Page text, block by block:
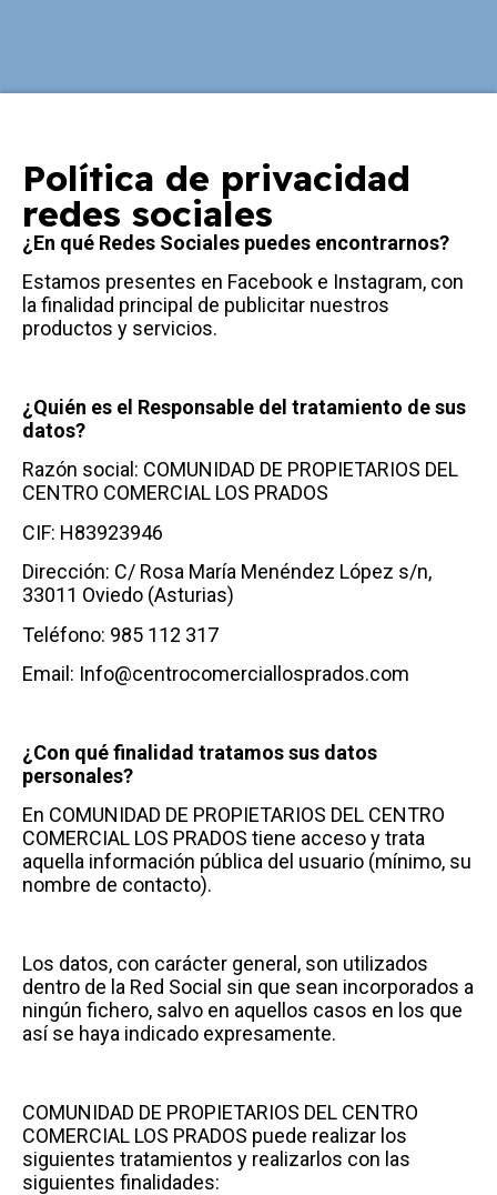
Política de privacidad
redes sociales
¿En qué Redes Sociales puedes encontrarnos?
Estamos presentes en Facebook e Instagram, con
la finalidad principal de publicitar nuestros
productos y servicios.
¿Quién es el Responsable del tratamiento de sus
datos?
Razón social: COMUNIDAD DE PROPIETARIOS DEL
CENTRO COMERCIAL LOS PRADOS
CIF: H83923946
Dirección: C/ Rosa María Menéndez López s/n,
33011 Oviedo (Asturias)
Teléfono: 985 112 317
Email: Info@centrocomerciallosprados.com
¿Con qué finalidad tratamos sus datos
personales?
En COMUNIDAD DE PROPIETARIOS DEL CENTRO
COMERCIAL LOS PRADOS tiene acceso y trata
aquella información pública del usuario (mínimo, su
nombre de contacto).
Los datos, con carácter general, son utilizados
dentro de la Red Social sin que sean incorporados a
ningún fichero, salvo en aquellos casos en los que
así se haya indicado expresamente.
COMUNIDAD DE PROPIETARIOS DEL CENTRO
COMERCIAL LOS PRADOS puede realizar los
siguientes tratamientos y realizarlos con las
siguientes finalidades: